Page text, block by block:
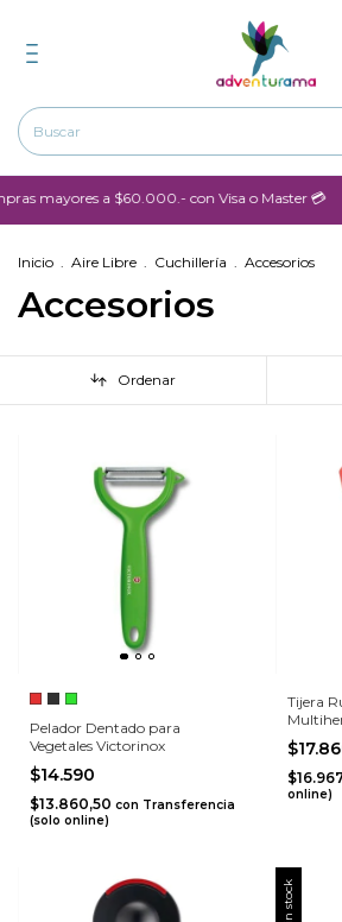
mayores a $60.000.- con Visa o Master 💳
Inicio . Aire Libre . Cuchillería . Accesorios
Accesorios
Ordenar
Pelador Dentado para
Vegetales Victorinox
$14.590
$13.860,50 con Transferencia
(solo online)
Tijera
online)
Sin stock